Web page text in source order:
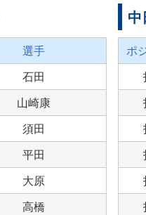
選手
石田
山崎康
須田
平田
大原
高橋
ポ